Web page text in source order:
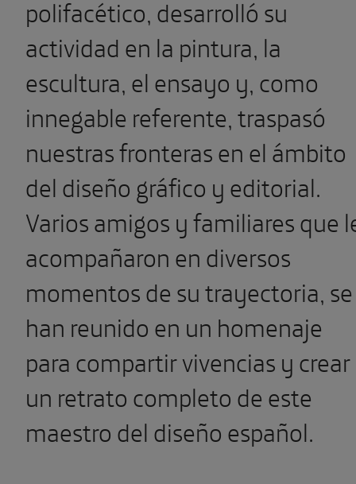
polifacético, desarrolló su
actividad en la pintura, la
escultura, el ensayo y, como
innegable referente, traspasó
nuestras fronteras en el ámbito
del diseño gráfico y editorial.
Varios amigos y familiares que
acompañaron en diversos
momentos de su trayectoria, se
han reunido en un homenaje
para compartir vivencias y crear
un retrato completo de este
maestro del diseño español.